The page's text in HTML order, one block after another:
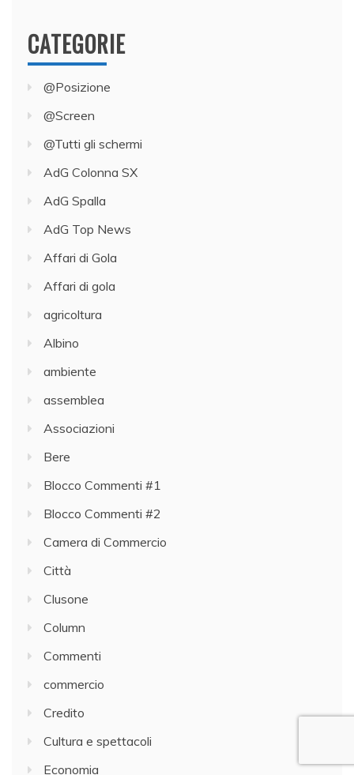
CATEGORIE
@Posizione
@Screen
@Tutti gli schermi
AdG Colonna SX
AdG Spalla
AdG Top News
Affari di Gola
Affari di gola
agricoltura
Albino
ambiente
assemblea
Associazioni
Bere
Blocco Commenti #1
Blocco Commenti #2
Camera di Commercio
Città
Clusone
Column
Commenti
commercio
Credito
Cultura e spettacoli
Economia